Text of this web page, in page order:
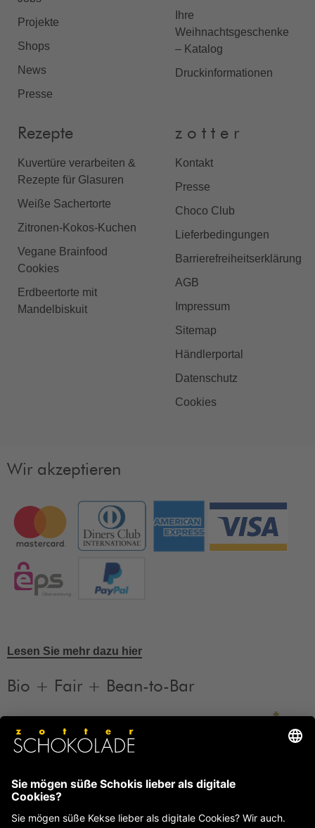
Projekte
Shops
News
Presse
Ihre
Weihnachtsgeschenke
– Katalog
Druckinformationen
Rezepte
Kuvertüre verarbeiten &
Rezepte für Glasuren
Weiße Sachertorte
Zitronen-Kokos-Kuchen
Vegane Brainfood
Cookies
Erdbeertorte mit
Mandelbiskuit
z o t t e r
Kontakt
Presse
Choco Club
Lieferbedingungen
Barrierefreiheitserklärung
AGB
Impressum
Sitemap
Händlerportal
Datenschutz
Cookies
Wir akzeptieren
Lesen Sie mehr dazu hier
Bio + Fair + Bean-to-Bar